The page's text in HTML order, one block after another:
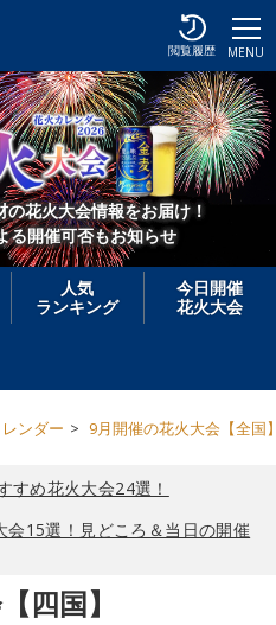
MENU
閲覧履歴
花火大会情報をお届け！
る開催可否もお知らせ
人気
ランキング
今日開催
花火大会
ンダー 9月開催の花火大会【全国
すめ花火大会24選！
会15選！見どころ＆当日の開催
四国】